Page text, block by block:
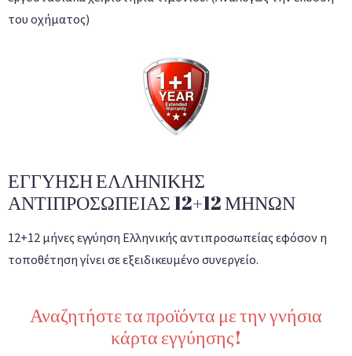
του οχήματος)
ΕΓΓΥΗΣΗ ΕΛΛΗΝΙΚΗΣ
ΑΝΤΙΠΡΟΣΩΠΕΙΑΣ 12+12 ΜΗΝΩΝ
12+12 μήνες εγγύηση Ελληνικής αντιπροσωπείας εφόσον η
τοποθέτηση γίνει σε εξειδικευμένο συνεργείο.
Αναζητήστε τα προϊόντα με την γνήσια
κάρτα εγγύησης!